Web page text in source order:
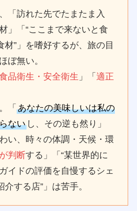
「訪れた先でたまたま入
」「“ここまで来ないと食
材”」を嗜好するが、旅の目
ぼ無い。
品衛生・安全衛生 」「適正
「あなたの美味しいは私の
ない し、その逆も然り」
い、時々の体調・天候・環
判断する」「“某世界的に
イドの評価を自慢するシェ
介する店”」は苦手。